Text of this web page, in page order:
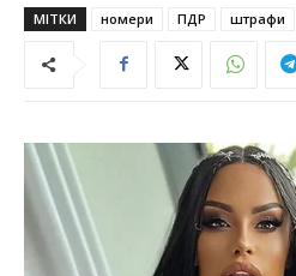
МІТКИ номери ПДР штрафи